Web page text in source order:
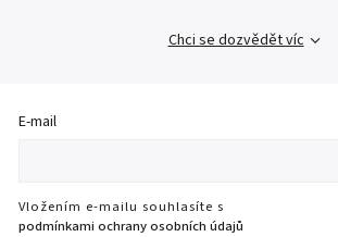
Chci se dozvědět víc
E-mail
Vložením e-mailu souhlasíte s
podmínkami ochrany osobních údajů